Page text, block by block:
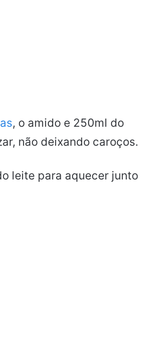
, o amido e 250ml do
não deixando caroços.
leite para aquecer junto